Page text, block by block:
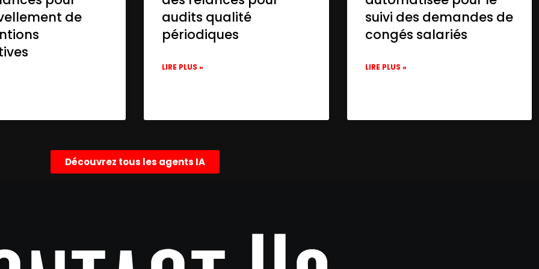
de
audits qualité
périodiques
LIRE PLUS »
suivi des demandes de
congés salariés
LIRE PLUS »
Découvrez tous les agents IA